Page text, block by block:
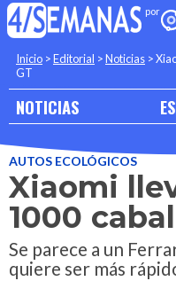
Inicio >Editorial >Noticias >
GT
NOTICIAS
AUTOS ECOLÓGICOS
Xiaomi
1000
Se parece a un
quiere ser más